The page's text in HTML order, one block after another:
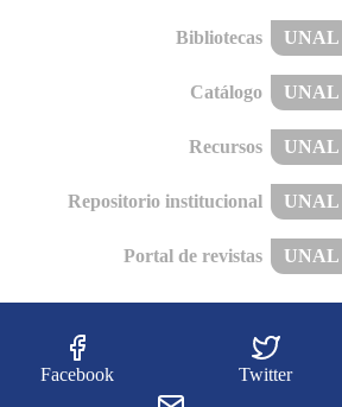
Bibliotecas UNAL
Catálogo UNAL
Recursos UNAL
Repositorio institucional UNAL
Portal de revistas UNAL
Facebook Twitter